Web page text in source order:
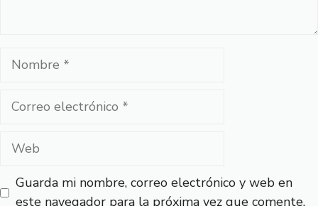
Nombre
Correo
Web
Guarda mi nombre, correo electrónico y web en
este navegador para la próxima vez que comente.